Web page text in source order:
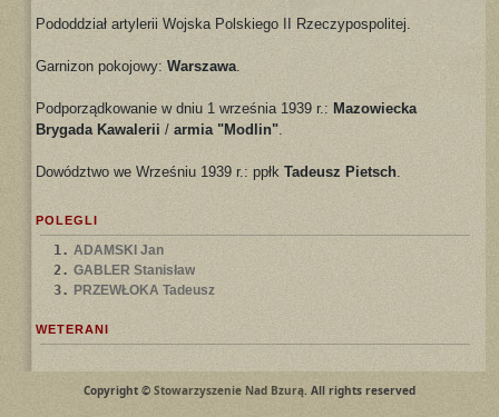
Pododdział artylerii Wojska Polskiego II Rzeczypospolitej.
Garnizon pokojowy: Warszawa.
Podporządkowanie w dniu 1 września 1939 r.: Mazowiecka
Brygada Kawalerii / armia "Modlin".
Dowództwo we Wrześniu 1939 r.: ppłk Tadeusz Pietsch.
POLEGLI
1. ADAMSKI Jan
2. GABLER Stanisław
3. PRZEWŁOKA Tadeusz
WETERANI
Copyright © Stowarzyszenie Nad Bzurą. All rights reserved